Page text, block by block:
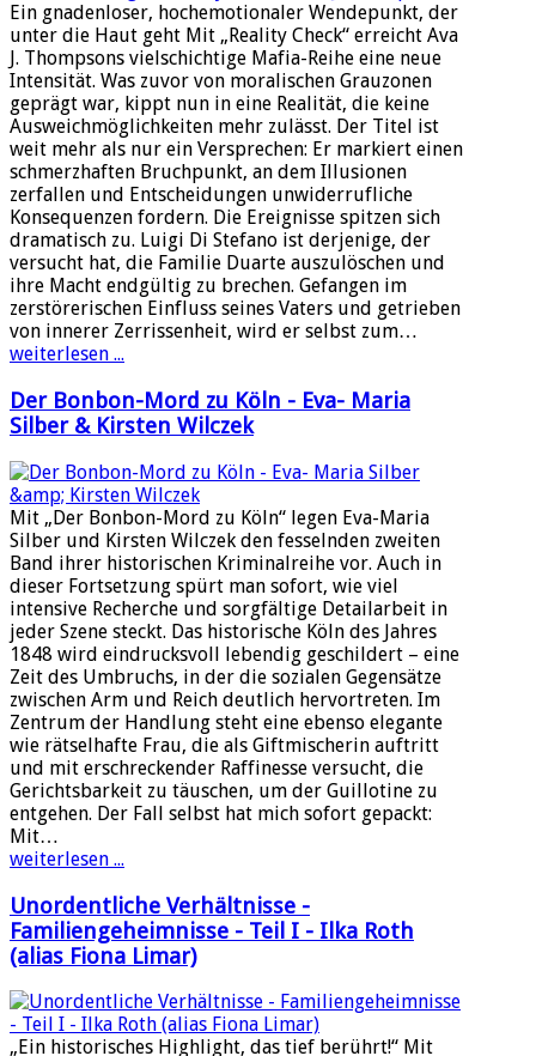
Ein gnadenloser, hochemotionaler Wendepunkt, der
unter die Haut geht Mit „Reality Check“ erreicht Ava
J. Thompsons vielschichtige Mafia-Reihe eine neue
Intensität. Was zuvor von moralischen Grauzonen
geprägt war, kippt nun in eine Realität, die keine
Ausweichmöglichkeiten mehr zulässt. Der Titel ist
weit mehr als nur ein Versprechen: Er markiert einen
schmerzhaften Bruchpunkt, an dem Illusionen
zerfallen und Entscheidungen unwiderrufliche
Konsequenzen fordern. Die Ereignisse spitzen sich
dramatisch zu. Luigi Di Stefano ist derjenige, der
versucht hat, die Familie Duarte auszulöschen und
ihre Macht endgültig zu brechen. Gefangen im
zerstörerischen Einfluss seines Vaters und getrieben
von innerer Zerrissenheit, wird er selbst zum…
weiterlesen ...
Der Bonbon-Mord zu Köln - Eva- Maria
Silber & Kirsten Wilczek
Mit „Der Bonbon-Mord zu Köln“ legen Eva-Maria
Silber und Kirsten Wilczek den fesselnden zweiten
Band ihrer historischen Kriminalreihe vor. Auch in
dieser Fortsetzung spürt man sofort, wie viel
intensive Recherche und sorgfältige Detailarbeit in
jeder Szene steckt. Das historische Köln des Jahres
1848 wird eindrucksvoll lebendig geschildert – eine
Zeit des Umbruchs, in der die sozialen Gegensätze
zwischen Arm und Reich deutlich hervortreten. Im
Zentrum der Handlung steht eine ebenso elegante
wie rätselhafte Frau, die als Giftmischerin auftritt
und mit erschreckender Raffinesse versucht, die
Gerichtsbarkeit zu täuschen, um der Guillotine zu
entgehen. Der Fall selbst hat mich sofort gepackt:
Mit…
weiterlesen ...
Unordentliche Verhältnisse -
Familiengeheimnisse - Teil I - Ilka Roth
(alias Fiona Limar)
„Ein historisches Highlight, das tief berührt!“ Mit